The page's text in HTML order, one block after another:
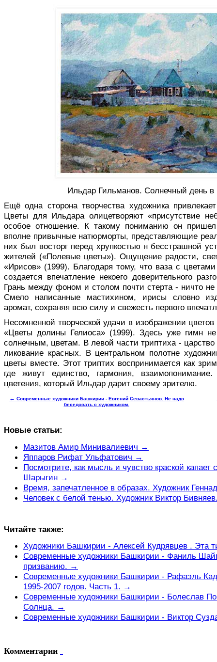
Ильдар Гильманов. Солнечный день в
Ещё одна сторона творчества худож­ника
Цветы для Ильдара олицетворяют «присутствие
особое отношение. К такому понима­нию он
вполне привычные натюрморты, пред­ставляющие
них был восторг перед хрупкостью н бесстрашной
жителей («Полевые цветы»). Ощущение радости,
«Ирисов» (1999). Благо­даря тому, что ваза с
создается впечатление некоего доверительного
Грань между фоном и столом почти стерта - ничто не
Смело написанные мастихином, ирисы словно
аромат, сохраняя всю силу и свежесть первого
Несомненной творческой удачи в изображении
«Цветы долины Гелиоса» (1999). Здесь уже гимн
солнечным, цветам. В левой части триптиха -
ликование красных. В центральном полотне
цветы вместе. Этот триптих воспринимается как
где живут единство, гармония,
цветения, который Ильдар дарит своему зрителю.
← Современные художники Башкирии - Евгений Севастьянов. Не надо
беседовать с художником.
Новые статьи:
Мазитов Амир Минивалиевич →
Яппаров Рифат Ульфатович →
Посмотрите, как мысль и чувство краской капает
Шарыгин →
Время, запечатленное в образах. Художник
Человек с белой тенью. Художник Виктор
Читайте также:
Художники Башкирии - Алексей Кудрявцев . Эта
Современные художники Башкирии - Фаниль
призванию. →
Современные художники Башкирии - Рафаэль
1995-2007 годов. Часть 1. →
Современные художники Башкирии - Болеслав
Солнца. →
Современные художники Башкирии - Виктор
Комментарии